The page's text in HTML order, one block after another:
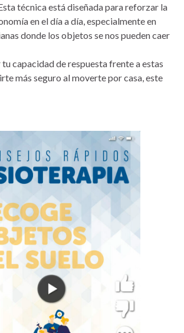
técnica está diseñada para reforzar la
en el día a día, especialmente en
donde los objetos se nos pueden caer
capacidad de respuesta frente a estas
más seguro al moverte por casa, este